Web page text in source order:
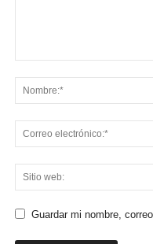
Guardar mi nombre,